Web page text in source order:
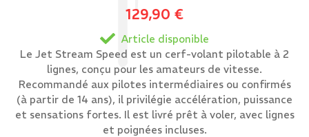
129,90 €
Article disponible
Le Jet Stream Speed est un cerf-volant pilotable à 2
lignes, conçu pour les amateurs de vitesse.
Recommandé aux pilotes intermédiaires ou confirmés
(à partir de 14 ans), il privilégie accélération, puissance
et sensations fortes. Il est livré prêt à voler, avec lignes
et poignées incluses.